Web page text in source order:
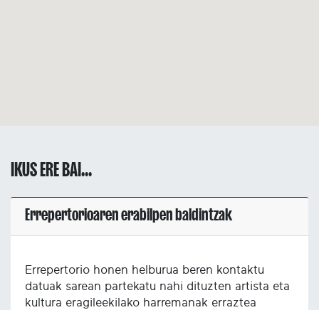
IKUS ERE BAI...
Errepertorioaren erabilpen baldintzak
Errepertorio honen helburua beren kontaktu
datuak sarean partekatu nahi dituzten artista eta
kultura eragileekilako harremanak erraztea